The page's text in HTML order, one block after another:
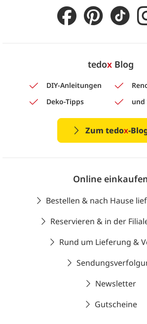
tedoxBlog
DIY-Anleitungen
Deko-Tipps
und
Zum tedox-
Online
Bestellen & nach Hause
Reservieren & in der
Rund um Lieferung &
Newsletter
Gutscheine